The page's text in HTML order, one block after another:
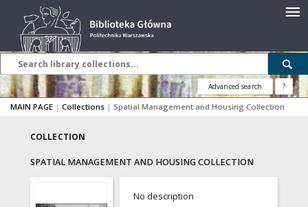
Advanced search ?
MAIN PAGE | Collections | Spatial Management and Housing Collection
COLLECTION
SPATIAL MANAGEMENT AND HOUSING COLLECTION
No description